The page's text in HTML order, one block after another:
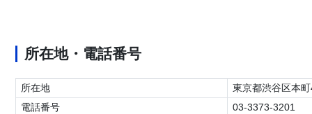
所在地・電話番号
所在地
東京都渋谷区本
電話番号
03-3373-3201